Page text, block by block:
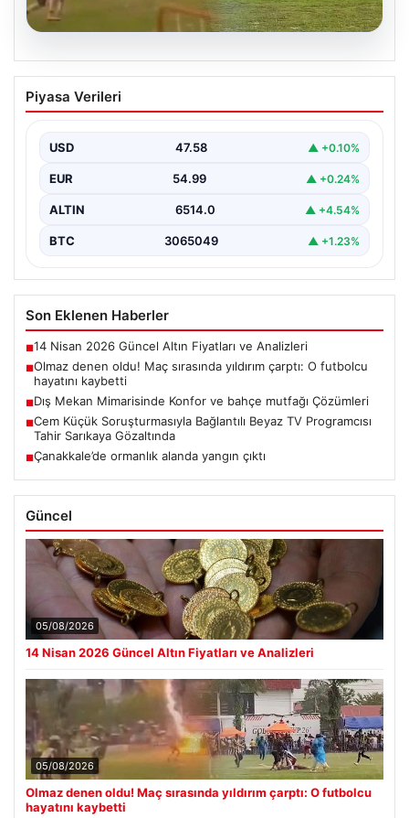
05.08.2026
Olmaz denen oldu! Maç sırasında
yıldırım çarptı: O futbolcu hayatını
Piyasa Verileri
USD 47.58 ▲ +0.10%
EUR 54.99 ▲ +0.24%
ALTIN 6514.0 ▲ +4.54%
BTC 3065049 ▲ +1.23%
Son Eklenen Haberler
■14 Nisan 2026 Güncel Altın Fiyatları ve Analizleri
■Olmaz denen oldu! Maç sırasında yıldırım çarptı: O futbolcu
hayatını kaybetti
■Dış Mekan Mimarisinde Konfor ve bahçe mutfağı Çözümleri
■Cem Küçük Soruşturmasıyla Bağlantılı Beyaz TV Programcısı
Tahir Sarıkaya Gözaltında
■Çanakkale’de ormanlık alanda yangın çıktı
Güncel
05/08/2026
14 Nisan 2026 Güncel Altın Fiyatları ve Analizleri
05/08/2026
Olmaz denen oldu! Maç sırasında yıldırım çarptı: O futbolcu
hayatını kaybetti